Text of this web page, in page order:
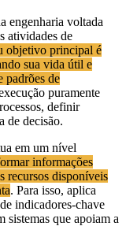
engenharia voltada
atividades de
objetivo principal é
sua vida útil e
padrões de
puramente
definir
de decisão.
em um nível
informações
recursos disponíveis
. Para isso, aplica
indicadores-chave
que apoiam a